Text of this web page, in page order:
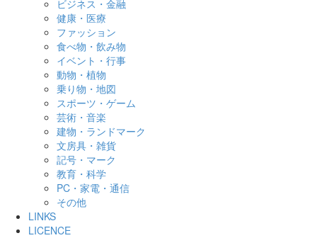
ビジネス・金融
健康・医療
ファッション
食べ物・飲み物
イベント・行事
動物・植物
乗り物・地図
スポーツ・ゲーム
芸術・音楽
建物・ランドマーク
文房具・雑貨
記号・マーク
教育・科学
PC・家電・通信
その他
LINKS
LICENCE